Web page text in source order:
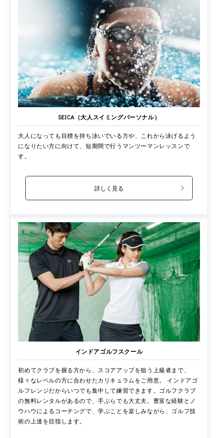
SEICA（大人スイミングパーソナル）
大人になっても目標を持ち泳いでいる方や、これから泳げるよう
になりたい方に向けて、短期間で行うマンツーマンレッスンで
す。
詳しく見る
インドアゴルフスクール
初めてクラブを握る方から、スコアアップを狙う上級者まで、
様々なレベルの方に合わせたカリキュラムをご用意。 インドアゴ
ルフレンジだからいつでも集中して練習できます。ゴルフクラブ
の無料レンタルがあるので、手ぶらでも大丈夫。豊富な経験とノ
ウハウによるコーチングで、学ぶことを楽しみながら、ゴルフ技
術の上達を目指します。